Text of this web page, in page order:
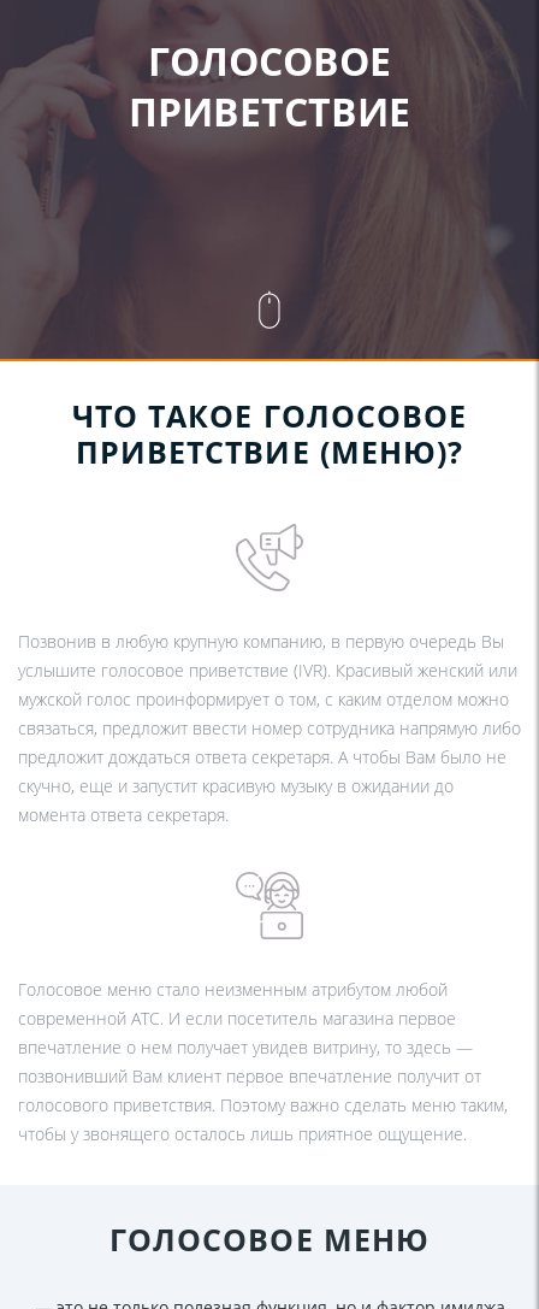
ГОЛОСОВОЕ
ПРИВЕТСТВИЕ
ЧТО ТАКОЕ ГОЛОСОВОЕ
ПРИВЕТСТВИЕ (МЕНЮ)?
Позвонив в любую крупную компанию, в первую очередь Вы
услышите голосовое приветствие (IVR). Красивый женский или
мужской голос проинформирует о том, с каким отделом можно
связаться, предложит ввести номер сотрудника напрямую либо
предложит дождаться ответа секретаря. А чтобы Вам было не
скучно, еще и запустит красивую музыку в ожидании до
момента ответа секретаря.
Голосовое меню стало неизменным атрибутом любой
современной АТС. И если посетитель магазина первое
впечатление о нем получает увидев витрину, то здесь —
позвонивший Вам клиент первое впечатление получит от
голосового приветствия. Поэтому важно сделать меню таким,
чтобы у звонящего осталось лишь приятное ощущение.
ГОЛОСОВОЕ МЕНЮ